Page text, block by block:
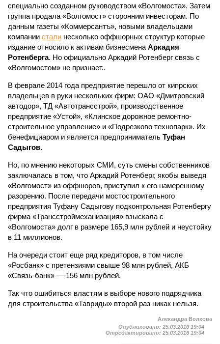
специально созданном руководством «Волгомоста». Затем
группа продала «Волгомост» сторонним инвесторам. По
данным газеты «Коммерсантъ», новыми владельцами
компании стали несколько оффшорных структур которые
издание относило к активам бизнесмена Аркадия
Ротенберга. Но официально Аркадий Ротенберг связь с
«Волгомостом» не признает..
В феврале 2014 года предприятие перешло от кипрских
владельцев в руки нескольких фирм: ОАО «Дмитровский
автодор», ТД «Автотрансстрой», производственное
предприятие «Устой», «Клинское дорожное ремонтно-
строительное управление» и «Подрезково технопарк». Их
бенефициаром и является предприниматель Туфан
Садыгов.
Но, по мнению некоторых СМИ, суть смены собственников
заключалась в том, что Аркадий Ротенберг, якобы выведя
«Волгомост» из оффшоров, приступил к его намеренному
разорению. После передачи мостостроительного
предприятия Туфану Садыгову подконтрольная Ротенбергу
фирма «Трансстроймеханизация» взыскала с
«Волгомоста» долг в размере 165,9 млн рублей и неустойку
в 11 миллионов.
На очереди стоит еще ряд кредиторов, в том числе
«Росбанк» с претензиями свыше 98 млн рублей, АКБ
«Связь-банк» — 156 млн рублей.
Так что ошибиться властям в выборе нового подрядчика
для строительства «Тавриды» второй раз никак нельзя.
Алекандра Волкова
Опубликовано: 25.03.2016 19:04
Отредактировано: 25.03.2016 19:04